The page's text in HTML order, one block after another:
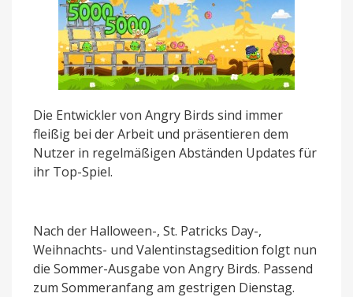
Die Entwickler von Angry Birds sind immer
fleißig bei der Arbeit und präsentieren dem
Nutzer in regelmäßigen Abständen Updates für
ihr Top-Spiel.
Nach der Halloween-, St. Patricks Day-,
Weihnachts- und Valentinstagsedition folgt nun
die Sommer-Ausgabe von Angry Birds. Passend
zum Sommeranfang am gestrigen Dienstag.